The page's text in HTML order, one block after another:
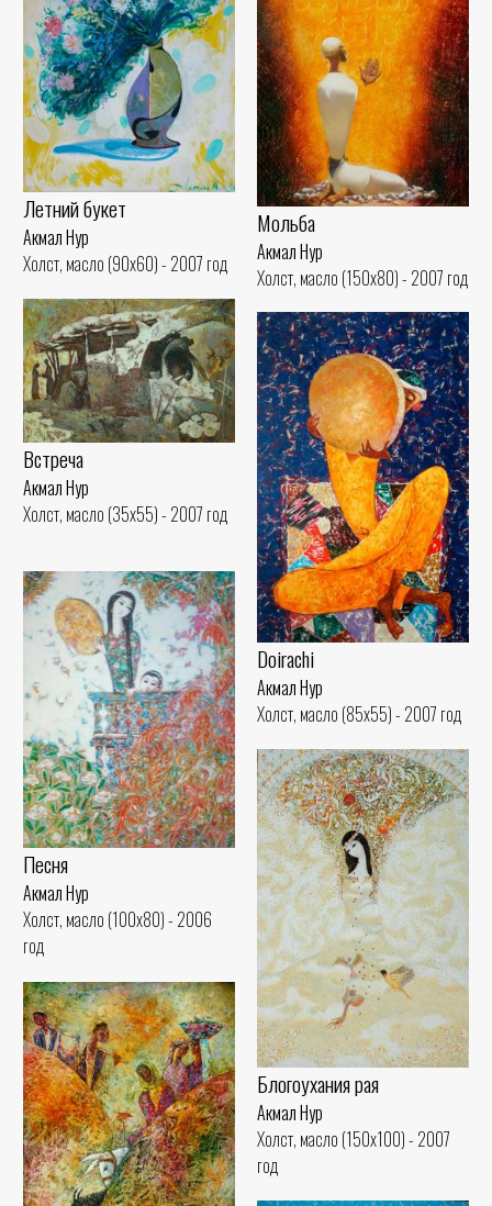
Мольба
Акмал Нур
Холст, масло (150x80) - 2007 год
Летний букет
Акмал Нур
Холст, масло (90x60) - 2007 год
Встреча
Акмал Нур
Холст, масло (35x55) - 2007 год
Doirachi
Акмал Нур
Холст, масло (85x55) - 2007 год
Песня
Акмал Нур
Холст, масло (100x80) - 2006
год
Блогоухания рая
Акмал Нур
Холст, масло (150x100) - 2007
год